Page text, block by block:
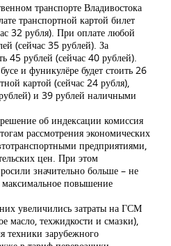
транспорте Владивостока
транспортной картой билет
32 рубля). При оплате любой
(сейчас 35 рублей). За
45 рублей (сейчас 40 рублей).
и фуникулёре будет стоить 26
картой (сейчас 24 рубля),
и 39 рублей наличными
об индексации комиссия
рассмотрения экономических
предприятиями,
цен. При этом
значительно больше – не
повышение
увеличились затраты на ГСМ
масло, техжидкости и смазки),
техники зарубежного